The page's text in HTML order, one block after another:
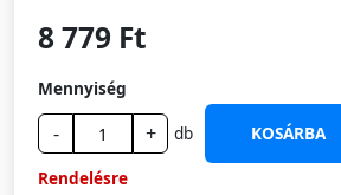
8 779 Ft
Mennyiség
- + db
KOSÁRBA
Rendelésre